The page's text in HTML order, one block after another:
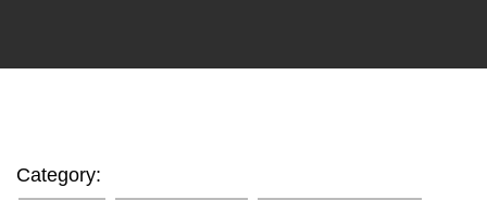
Category: